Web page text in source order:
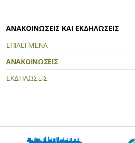
ΑΝΑΚΟΙΝΩΣΕΙΣ ΚΑΙ ΕΚΔΗΛΩΣΕΙΣ
ΕΠΙΛΕΓΜΕΝΑ
ΑΝΑΚΟΙΝΩΣΕΙΣ
ΕΚΔΗΛΩΣΕΙΣ